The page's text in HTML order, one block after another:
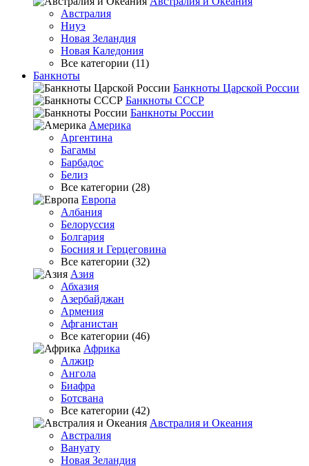
Австралия
Ниуэ
Новая Зеландия
Новая Каледония
Все категории (11)
Банкноты
Банкноты Царской России
Банкноты СССР
Банкноты России
Америка
Аргентина
Багамы
Барбадос
Белиз
Все категории (28)
Европа
Албания
Белоруссия
Болгария
Босния и Герцеговина
Все категории (32)
Азия
Абхазия
Азербайджан
Армения
Афганистан
Все категории (46)
Африка
Алжир
Ангола
Биафра
Ботсвана
Все категории (42)
Австралия и Океания
Австралия
Вануату
Новая Зеландия